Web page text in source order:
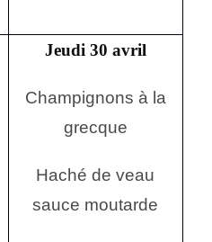
Jeudi 30 avril
Champignons à la
grecque
Haché de veau
sauce moutarde